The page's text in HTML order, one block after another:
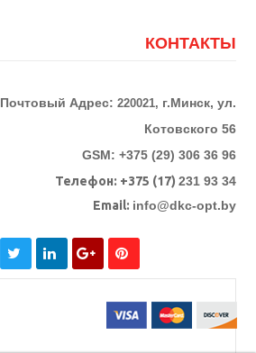
КОНТАКТЫ
Почтовый Адрес: 220021, г.Минск, ул.
Котовского 56
GSM: +375 (29) 306 36 96
Телефон: +375 (17) 231 93 34
Email: info@dkc-opt.by